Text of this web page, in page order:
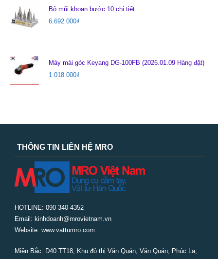
Bộ mũi khoan bước 10 chi tiết
6.692.000₫
Máy mài góc Keyang DG-100FB (2026.01.09 Hàng đặt)
1.018.000₫
THÔNG TIN LIÊN HỆ MRO
HOTLINE: 090 340 4352
Email: kinhdoanh@mrovietnam.vn
Website: www.vattumro.com
Miền Bắc: D40 TT18, Khu đô thị Văn Quán, Văn Quán, Phúc La,